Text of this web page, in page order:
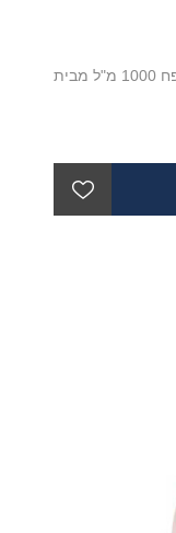
בקבוק פלסטיק עם פיה לריסוס נוזלים בנפח 1000 מ"ל מבית